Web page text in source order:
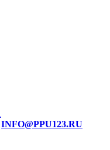
INFO@PPU123.RU